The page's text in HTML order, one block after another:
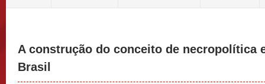
A construção do conceito de necropolítica
Brasil